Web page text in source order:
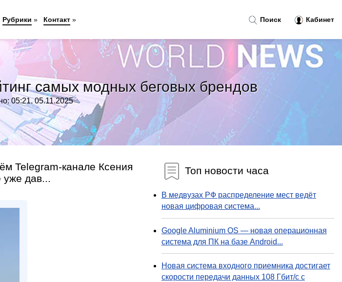
самых модных беговых брендов
05:21, 05.11.2025
Telegram-канале Ксения
уже дав...
Топ новости часа
В медвузах РФ распределение мест ведёт
новая цифровая система...
Google Aluminium OS — новая операционная
система для ПК на базе Android...
Новая система входного приемника достигает
скорости передачи данных 108 Гбит/с с
Поиск Кабинет
Рубрики » Контакт »